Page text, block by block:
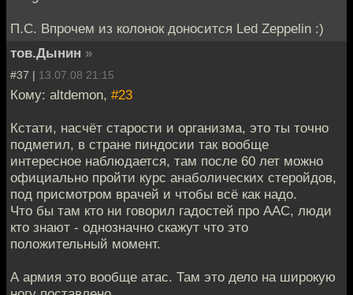
П.С. Впрочем из колонок доносится Led Zeppelin :)
тов.Дынин »
#37 | 13.07.08 21:15
Кому: altdemon, #23
Кстати, насчёт старости и организма, это ты точно
подметил, в стране пиндосии так вообще
интересное наблюдается, там после 60 лет можно
официально пройти курс анаболических стеройдов,
под присмотром врачей и чтобы всё как надо.
Что бы там кто ни говорил гадостей про ААС, люди
кто знают - однозначно скажут что это
положительный момент.
А армия это вообще атас. Там это дело на широкую